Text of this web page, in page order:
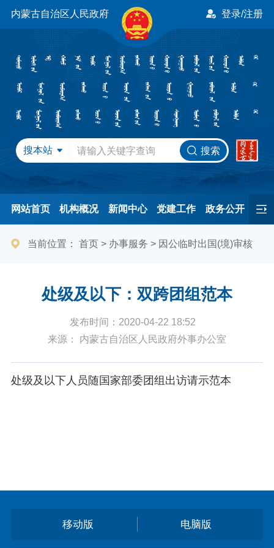
内蒙古自治区人民政府 登录/注册
搜本站 搜索
网站首页 机构概况 新闻中心 党建工作 政务公开
办事服务 民间友好 港澳事务 互动交流 专题专栏
当前位置： 首页> 办事服务 > 因公临时出国(境)审核
处级及以下：双跨团组范本
发布时间：2020-04-22 18:52
来源： 内蒙古自治区人民政府外事办公室
处级及以下人员随国家部委团组出访请示范本
移动版 电脑版